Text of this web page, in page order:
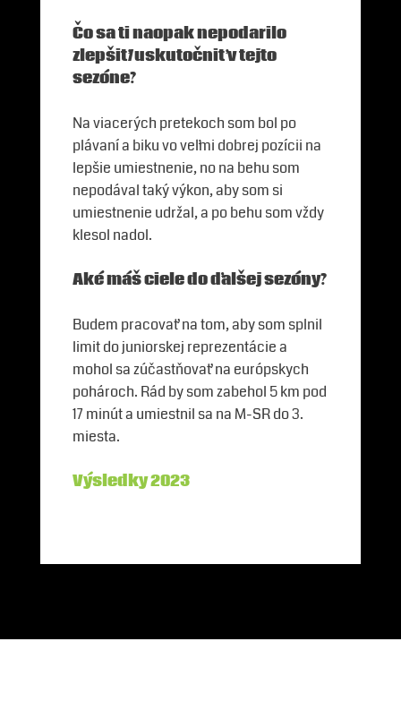
Čo sa ti naopak nepodarilo
zlepšiť/uskutočniť v tejto
sezóne?
Na viacerých pretekoch som bol po
plávaní a biku vo veľmi dobrej pozícii na
lepšie umiestnenie, no na behu som
nepodával taký výkon, aby som si
umiestnenie udržal, a po behu som vždy
klesol nadol.
Aké máš ciele do ďalšej sezóny?
Budem pracovať na tom, aby som splnil
limit do juniorskej reprezentácie a
mohol sa zúčastňovať na európskych
pohároch. Rád by som zabehol 5 km pod
17 minút a umiestnil sa na M-SR do 3.
miesta.
Výsledky 2023